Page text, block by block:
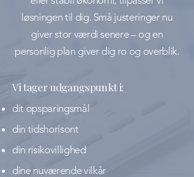
løsningen til dig. Små justeringer nu
giver stor værdi senere – og en
personlig plan giver dig ro og overblik.
Vi tager udgangspunkt i:
dit opsparingsmål
din tidshorisont
din risikovillighed
dine nuværende vilkår